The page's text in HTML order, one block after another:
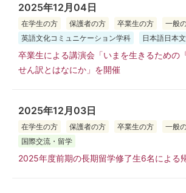
2025年12月04日
在学生の方 保護者の方 卒業生の方 一般
英語文化コミュニケーション学科
日本語日本
卒業生による講演会「いまを生きるための
せん訳とはなにか」を開催
2025年12月03日
在学生の方 保護者の方 卒業生の方
一般
国際交流・留学
2025年度前期の長期留学修了生6名による